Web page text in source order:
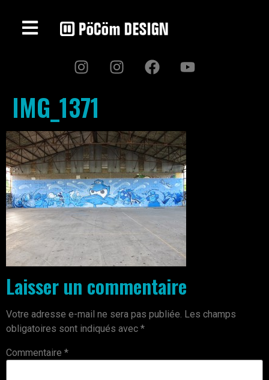
IMG_1371
Laisser un commentaire
Votre adresse e-mail ne sera pas publiée. Les champs
obligatoires sont indiqués avec *
Commentaire *